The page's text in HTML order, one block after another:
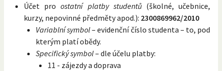
Účet proostatní platby studentů(školné, učebnice,
kurzy, nepovinné předměty apod.): 2300869962/2010
Variablní symbol– evidenční číslo studenta – to, pod
kterým platí obědy.
Specifický symbol– dle účelu platby:
11 - zájezdy a doprava